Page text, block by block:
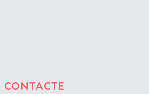
CONTACTE